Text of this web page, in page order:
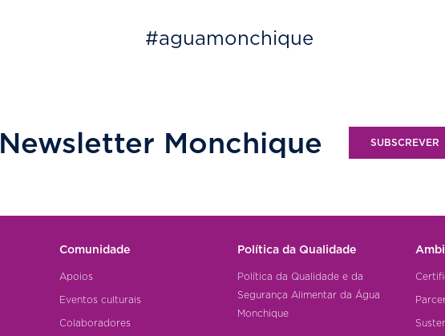
#aguamonchique
Newsletter Monchique SUBSCREVER
Comunidade
Apoios
Eventos culturais
Colaboradores
Política da Qualidade
Política da Qualidade e da
Segurança Alimentar da Água
Monchique